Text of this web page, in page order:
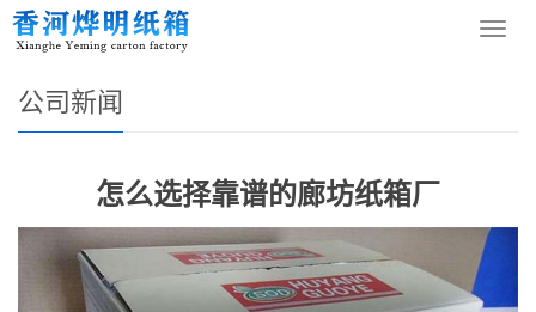
导
您的位置： 网站首页
公司新闻
怎么选择靠谱的廊坊纸箱厂